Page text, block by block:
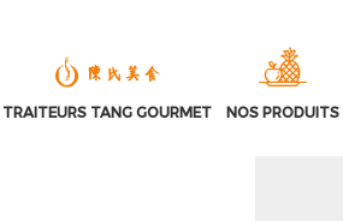
TRAITEURS TANG GOURMET NOS PRODUITS